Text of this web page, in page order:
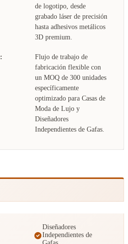
de logotipo, desde
grabado láser de precisión
hasta adhesivos metálicos
3D premium.
Flujo de trabajo de
fabricación flexible con
un MOQ de 300 unidades
específicamente
optimizado para Casas de
Moda de Lujo y
Diseñadores
Independientes de Gafas.
Diseñadores
Independientes de